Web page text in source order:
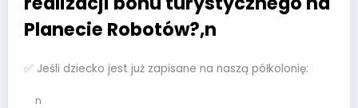
Planecie Robotów?,n
✅ Jeśli dziecko jest już zapisane na naszą półkolonię:
n